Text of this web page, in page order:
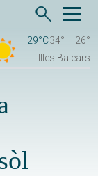
29°C34°
26°
Illes Balears